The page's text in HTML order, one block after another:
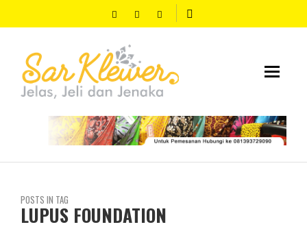
POSTS IN TAG
LUPUS FOUNDATION